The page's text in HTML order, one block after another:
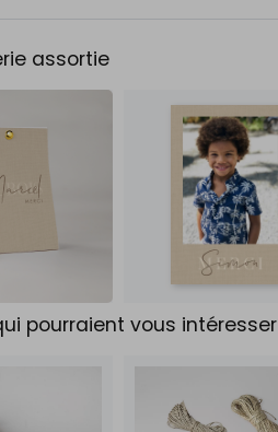
assortie
pourraient vous intéresser